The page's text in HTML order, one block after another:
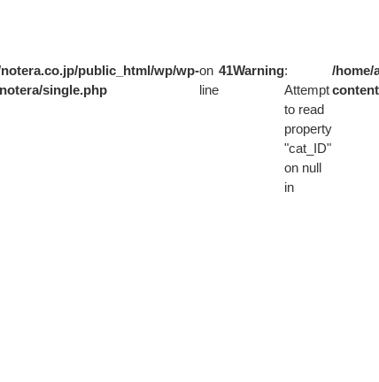
public_html/wp/wp-
single.php
on
line
41Warning:
Attempt
to read
property
"cat_ID"
on null
in
/home/